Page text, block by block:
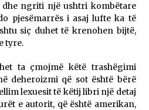
dhe ngriti një ushtri kombëtare
pjesëmarrës i asaj lufte ka të
siç duhet të krenohen bijtë,
tyre.
ta çmojmë këtë trashëgimi
deheroizmi që sot është bërë
lexuesit të këtij libri një detaj
e autorit, që është amerikan,